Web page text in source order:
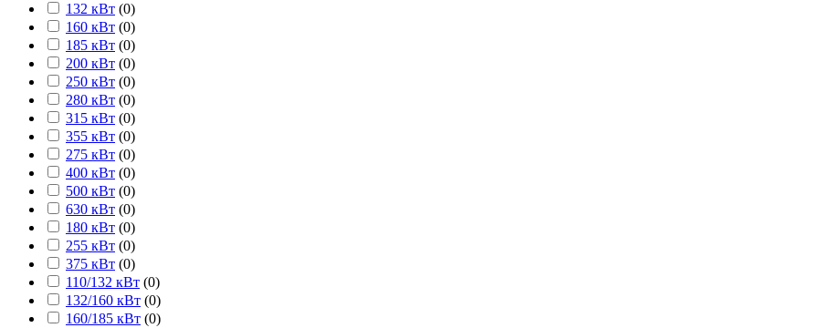
132 кВт (0)
160 кВт (0)
185 кВт (0)
200 кВт (0)
250 кВт (0)
280 кВт (0)
315 кВт (0)
355 кВт (0)
275 кВт (0)
400 кВт (0)
500 кВт (0)
630 кВт (0)
180 кВт (0)
255 кВт (0)
375 кВт (0)
110/132 кВт (0)
132/160 кВт (0)
160/185 кВт (0)